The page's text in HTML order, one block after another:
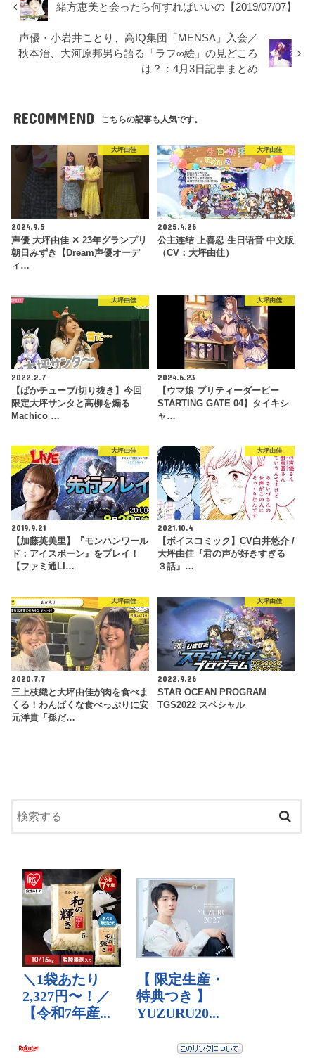
緒方恵美と会ったら何すればいいの【2019/07/07】
声優・小岩井ことり、高IQ集団「MENSA」入会／
秋本治、大河原邦男ら語る「ラフ∞絵」の見どころ
は？：4月3日記事まとめ
RECOMMEND こちらの記事も人気です。
大坪由佳
2024.9.5
声優 大坪由佳 ✕ 23年グランプリ
朝日みずき【Dream声優オーデ
ィ…
大坪由佳
2025.4.26
公主连结 上喜忍 生日语音 中文版
（CV：大坪由佳）
大坪由佳
2022.2.7
【ぱかチューブ/切り抜き】今回
限定大坪サンタと高柳を煽る
Machico …
大坪由佳
2024.6.23
【ウマ娘 プリティーダービー
STARTING GATE 04】タイキシ
ャ…
大坪由佳
2019.9.21
【加藤英美里】『モンハンワール
ド：アイスボーン』をプレイ！
【ファミ通LI…
大坪由佳
2021.10.4
【ボイスコミック】CV白井悠介 /
大坪由佳『君の声が好きすぎる
３話』…
大坪由佳
2020.7.7
三上枝織と大坪由佳が肉を食べま
くる！わんぱくな食べっぷりに安
元洋貴「孫だ…
大坪由佳
2022.9.26
STAR OCEAN PROGRAM
TGS2022 スペシャル